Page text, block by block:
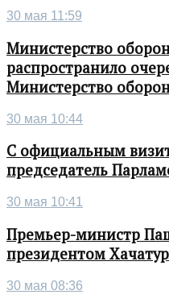
30 мая 11:59
Министерство
распространило
Министерство
30 мая 10:44
С официальным
председатель
30 мая 10:41
Премьер-министр
президентом
30 мая 08:36